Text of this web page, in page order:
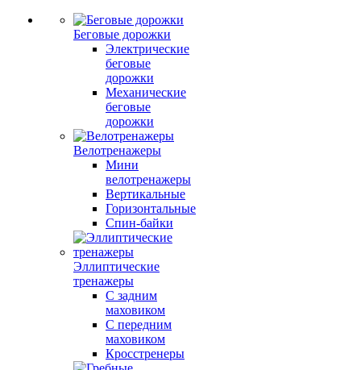
Беговые дорожки
Электрические
беговые
дорожки
Механические
беговые
дорожки
Велотренажеры
Мини
велотренажеры
Вертикальные
Горизонтальные
Спин-байки
Эллиптические
тренажеры
С задним
маховиком
С передним
маховиком
Кросстренеры